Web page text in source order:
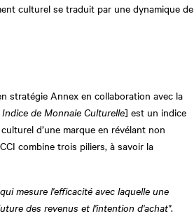
culturel se traduit par une dynamique de
stratégie Annex en collaboration avec la
de Monnaie Culturelle] est un indice
d’une marque en révélant non
combine trois piliers, à savoir la
mesure l'efficacité avec laquelle une
des revenus et l'intention d'achat".